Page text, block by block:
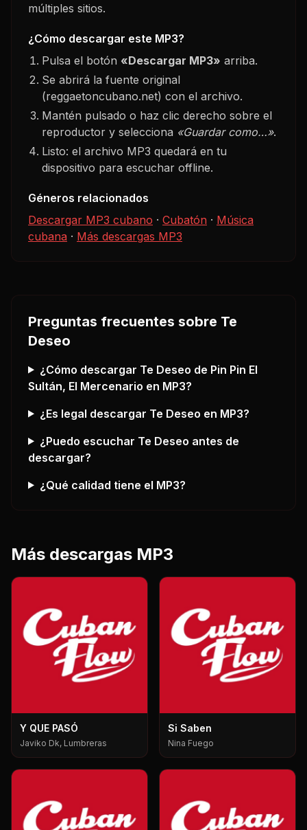
múltiples sitios.
¿Cómo descargar este MP3?
Pulsa el botón «Descargar MP3» arriba.
Se abrirá la fuente original
(reggaetoncubano.net) con el archivo.
Mantén pulsado o haz clic derecho sobre el
reproductor y selecciona «Guardar como…».
Listo: el archivo MP3 quedará en tu
dispositivo para escuchar offline.
Géneros relacionados
Descargar MP3 cubano · Cubatón · Música
cubana · Más descargas MP3
Preguntas frecuentes sobre Te
Deseo
¿Cómo descargar Te Deseo de Pin Pin El
Sultán, El Mercenario en MP3?
¿Es legal descargar Te Deseo en MP3?
¿Puedo escuchar Te Deseo antes de
descargar?
¿Qué calidad tiene el MP3?
Más descargas MP3
Y QUE PASÓ
Javiko Dk, Lumbreras
Si Saben
Nina Fuego